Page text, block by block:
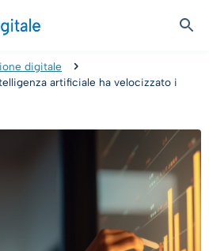
digitale
artificiale ha velocizzato i